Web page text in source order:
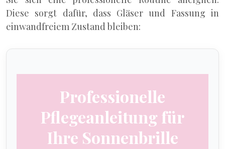
Diese sorgt dafür, dass Gläser und Fassung in
einwandfreiem Zustand bleiben:
Professionelle
Pflegeanleitung für
Ihre Sonnenbrille